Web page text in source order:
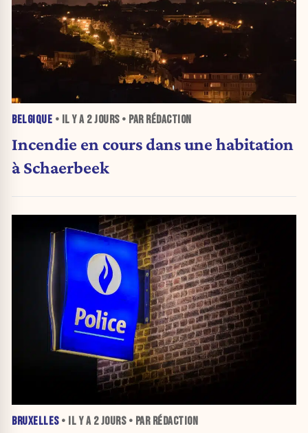
BELGIQUE • IL Y A 2 JOURS• PAR RÉDACTION
Incendie en cours dans une habitation
à Schaerbeek
BRUXELLES• IL Y A 2 JOURS• PAR RÉDACTION